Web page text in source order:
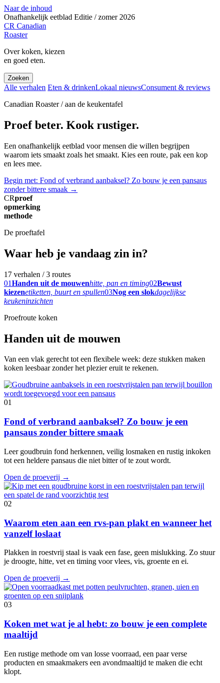
Naar de inhoud
Onafhankelijk eetblad Editie / zomer 2026
CR Canadian
Roaster
Over koken, kiezen
en goed eten.
Zoeken
Alle verhalen Eten & drinkenLokaal nieuwsConsument & reviews
Canadian Roaster / aan de keukentafel
Proef beter. Kook rustiger.
Een onafhankelijk eetblad voor mensen die willen begrijpen
waarom iets smaakt zoals het smaakt. Kies een route, pak een kop
en lees mee.
Begin met: Fond of verbrand aanbaksel? Zo bouw je een pansaus
zonder bittere smaak →
CRproef
opmerking
methode
De proeftafel
Waar heb je vandaag zin in?
17 verhalen / 3 routes
01Handen uit de mouwenhitte, pan en timing02Bewust
kiezenetiketten, buurt en spullen03Nog een slokdagelijkse
keukeninzichten
Proefroute koken
Handen uit de mouwen
Van een vlak gerecht tot een flexibele week: deze stukken maken
koken leesbaar zonder het plezier eruit te rekenen.
01
Fond of verbrand aanbaksel? Zo bouw je een
pansaus zonder bittere smaak
Leer goudbruin fond herkennen, veilig losmaken en rustig inkoken
tot een heldere pansaus die niet bitter of te zout wordt.
Open de proeverij →
02
Waarom eten aan een rvs-pan plakt en wanneer het
vanzelf loslaat
Plakken in roestvrij staal is vaak een fase, geen mislukking. Zo stuur
je droogte, hitte, vet en timing voor vlees, vis, groente en ei.
Open de proeverij →
03
Koken met wat je al hebt: zo bouw je een complete
maaltijd
Een rustige methode om van losse voorraad, een paar verse
producten en smaakmakers een avondmaaltijd te maken die echt
klopt.